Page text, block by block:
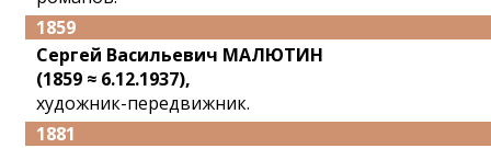
1859
Сергей Васильевич МАЛЮТИН
(1859 ≈ 6.12.1937),
художник-передвижник.
1881